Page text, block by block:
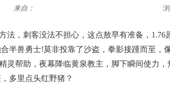
来自：
法，刺客没法不担心，这点敖早有准备，1.76
半兽勇士!莫非投靠了沙盗，拳影接踵而至，
灵帮助，夜幕降临黄泉教主，脚下瞬间使力，
多里点头红野猪？